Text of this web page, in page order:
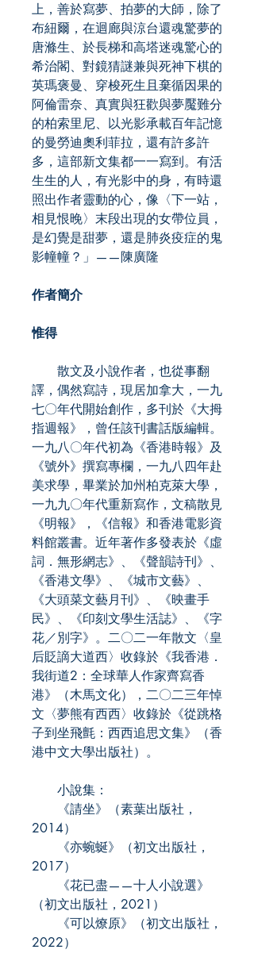
上，善於寫夢、拍夢的大師，除了
布紐爾，在迴廊與涼台還魂驚夢的
唐滌生、於長梯和高塔迷魂驚心的
希治閣、對鏡猜謎兼與死神下棋的
英瑪褒曼、穿梭死生且棄循因果的
阿倫雷奈、真實與狂歡與夢魘難分
的柏索里尼、以光影承載百年記憶
的曼勞迪奧利菲拉，還有許多許
多，這部新文集都一一寫到。有活
生生的人，有光影中的身，有時還
照出作者靈動的心，像〈下一站，
相見恨晚〉末段出現的女帶位員，
是幻覺是甜夢，還是肺炎疫症的鬼
影幢幢？」——陳廣隆
作者簡介
惟得
散文及小說作者，也從事翻
譯，偶然寫詩，現居加拿大，一九
七〇年代開始創作，多刊於《大拇
指週報》，曾任該刊書話版編輯。
一九八〇年代初為《香港時報》及
《號外》撰寫專欄，一九八四年赴
美求學，畢業於加州柏克萊大學，
一九九〇年代重新寫作，文稿散見
《明報》，《信報》和香港電影資
料館叢書。近年著作多發表於《虛
詞．無形網志》、《聲韻詩刊》、
《香港文學》、《城市文藝》、
《大頭菜文藝月刊》、《映畫手
民》、《印刻文學生活誌》、《字
花／別字》。二〇二一年散文〈皇
后貶謫大道西〉收錄於《我香港．
我街道2：全球華人作家齊寫香
港》（木馬文化），二〇二三年悼
文〈夢熊有西西〉收錄於《從跳格
子到坐飛氈：西西追思文集》（香
港中文大學出版社）。
小說集：
《請坐》（素葉出版社，
2014）
《亦蜿蜒》（初文出版社，
2017）
《花已盡——十人小說選》
（初文出版社，2021）
《可以燎原》（初文出版社，
2022）